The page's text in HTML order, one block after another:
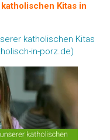
Kitas in
katholischen Kitas
in-porz.de)